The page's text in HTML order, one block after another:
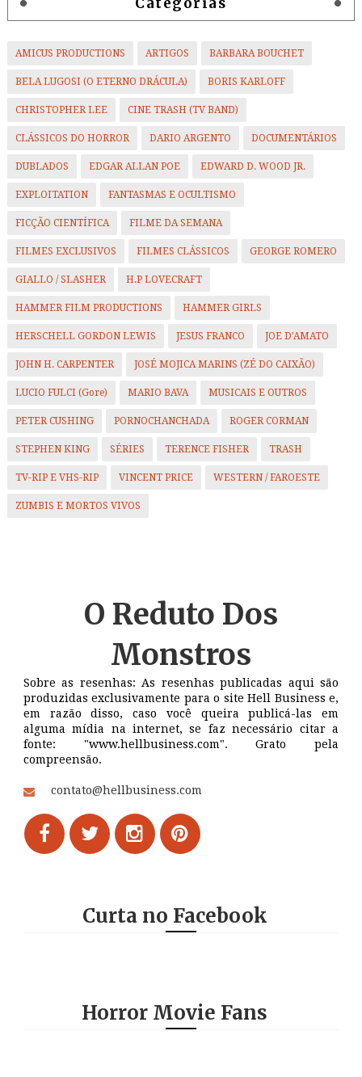
AMICUS PRODUCTIONS ARTIGOS BARBARA BOUCHET
BELA LUGOSI (O ETERNO DRÁCULA) BORIS KARLOFF
CHRISTOPHER LEE CINE TRASH (TV BAND)
CLÁSSICOS DO HORROR DARIO ARGENTO DOCUMENTÁRIOS
DUBLADOS EDGAR ALLAN POE EDWARD D. WOOD JR.
EXPLOITATION FANTASMAS E OCULTISMO
FICÇÃO CIENTÍFICA FILME DA SEMANA
FILMES EXCLUSIVOS FILMES CLÁSSICOS GEORGE ROMERO
GIALLO / SLASHER H.P LOVECRAFT
HAMMER FILM PRODUCTIONS HAMMER GIRLS
HERSCHELL GORDON LEWIS JESUS FRANCO JOE D'AMATO
JOHN H. CARPENTER JOSÉ MOJICA MARINS (ZÉ DO CAIXÃO)
LUCIO FULCI (Gore) MARIO BAVA MUSICAIS E OUTROS
PETER CUSHING PORNOCHANCHADA ROGER CORMAN
STEPHEN KING SÉRIES TERENCE FISHER TRASH
TV-RIP E VHS-RIP VINCENT PRICE WESTERN / FAROESTE
ZUMBIS E MORTOS VIVOS
O Reduto Dos
Monstros
Sobre as resenhas: As resenhas publicadas aqui são
produzidas exclusivamente para o site Hell Business e,
em razão disso, caso você queira publicá-las em
alguma mídia na internet, se faz necessário citar a
fonte: "www.hellbusiness.com". Grato pela
compreensão.
contato@hellbusiness.com
Curta no Facebook
Horror Movie Fans